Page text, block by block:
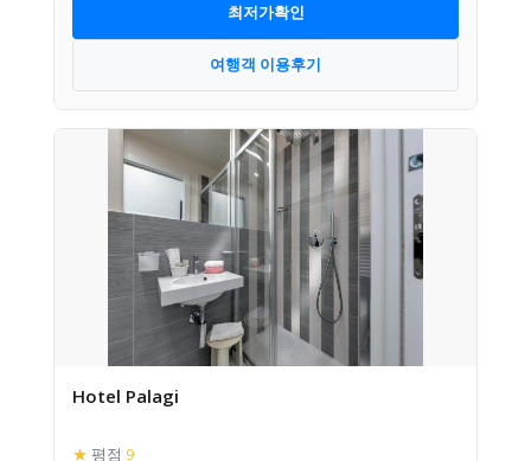
최저가확인
여행객 이용후기
Hotel Palagi
★ 평점 9